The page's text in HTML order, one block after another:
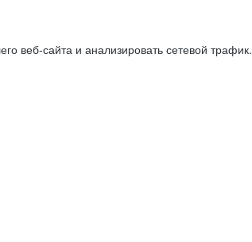
веб-сайта и анализировать сетевой трафик.